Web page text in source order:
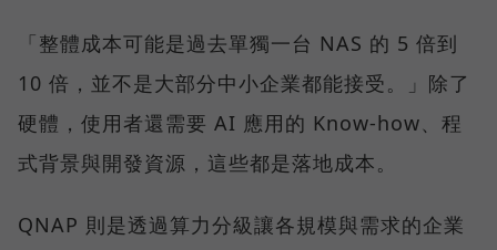
「整體成本可能是過去單獨一台 NAS 的 5 倍到
10 倍，並不是大部分中小企業都能接受。」除了
硬體，使用者還需要 AI 應用的 Know-how、程
式背景與開發資源，這些都是落地成本。
QNAP 則是透過算力分級讓各規模與需求的企業